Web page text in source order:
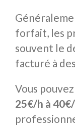
forfait, les
souvent le
facturé à
Vous
25€/h à